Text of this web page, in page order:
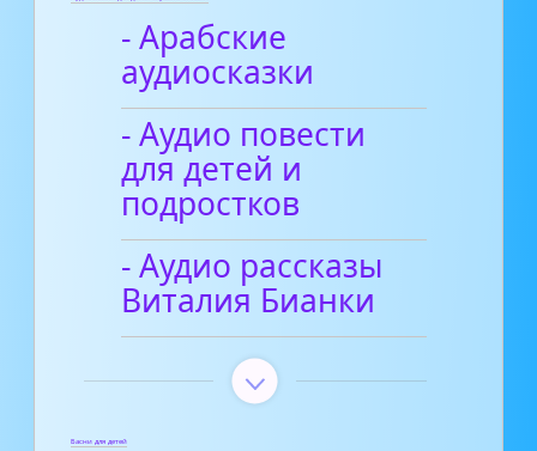
- Арабские
аудиосказки
- Аудио повести
для детей и
подростков
- Аудио рассказы
Виталия Бианки
Басни для детей